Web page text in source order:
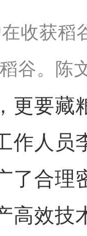
谷。陈
要藏
作人员
了合理
高效技